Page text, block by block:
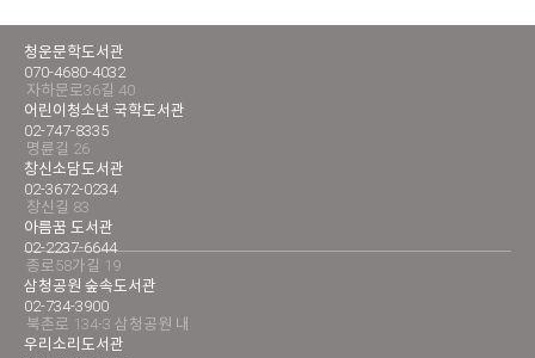
청운문학도서관
070-4680-4032
자하문로36길 40
어린이청소년 국학도서관
02-747-8335
명륜길 26
창신소담도서관
02-3672-0234
창신길 83
아름꿈 도서관
02-2237-6644
종로58가길 19
삼청공원 숲속도서관
02-734-3900
북촌로 134-3 삼청공원 내
우리소리도서관